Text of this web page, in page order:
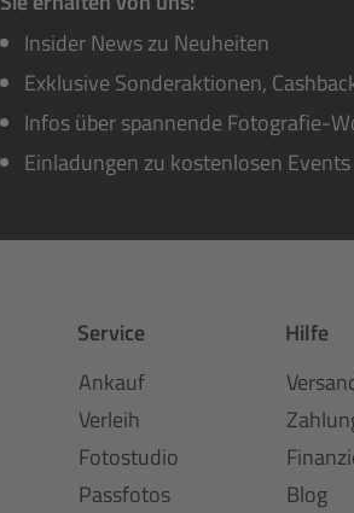
Insider News zu Neuheiten
Exklusive Sonderaktionen,
Infos über spannende Fotografie-
Einladungen zu kostenlosen Events
Service
Ankauf
Verleih
Fotostudio
Passfotos
Hilfe
Blog